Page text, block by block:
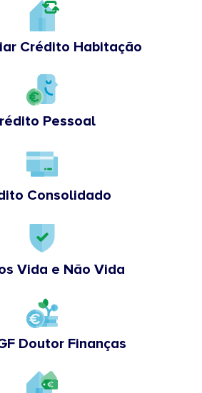
Crédito Habitação
Pessoal
Consolidado
Vida e Não Vida
Doutor Finanças